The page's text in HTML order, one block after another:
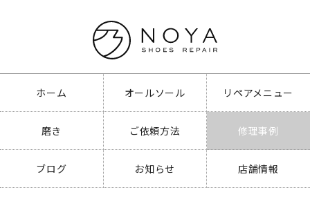
ホーム オールソール リペアメニュー
磨き ご依頼方法 修理事例
ブログ お知らせ 店舗情報